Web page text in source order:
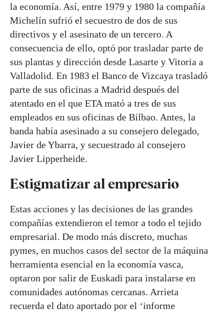
la economía. Así, entre 1979 y 1980 la compañía
Michelín sufrió el secuestro de dos de sus
directivos y el asesinato de un tercero. A
consecuencia de ello, optó por trasladar parte de
sus plantas y dirección desde Lasarte y Vitoria a
Valladolid. En 1983 el Banco de Vizcaya trasladó
parte de sus oficinas a Madrid después del
atentado en el que ETA mató a tres de sus
empleados en sus oficinas de Bilbao. Antes, la
banda había asesinado a su consejero delegado,
Javier de Ybarra, y secuestrado al consejero
Javier Lipperheide.
Estigmatizar al empresario
Estas acciones y las decisiones de las grandes
compañías extendieron el temor a todo el tejido
empresarial. De modo más discreto, muchas
pymes, en muchos casos del sector de la máquina
herramienta esencial en la economía vasca,
optaron por salir de Euskadi para instalarse en
comunidades autónomas cercanas. Arrieta
recuerda el dato aportado por el ‘informe